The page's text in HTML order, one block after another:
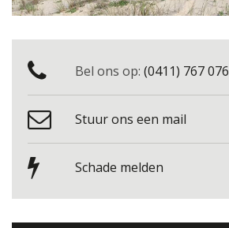
Bel ons op: (0411) 767 076
Stuur ons een mail
Schade melden